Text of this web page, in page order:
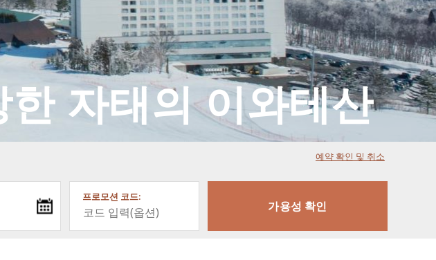
자태의 이와테산
예약 확인 및 취소
프로모션 코드: